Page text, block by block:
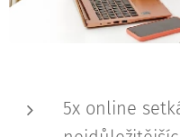
5x online